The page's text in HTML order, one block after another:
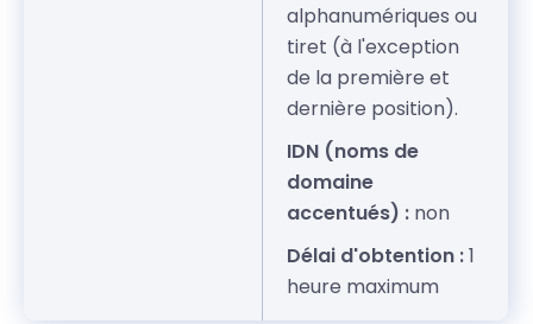
alphanumériques ou
tiret (à l'exception
de la première et
dernière position).
IDN (noms de
domaine
accentués) : non
Délai d'obtention :1
heure maximum